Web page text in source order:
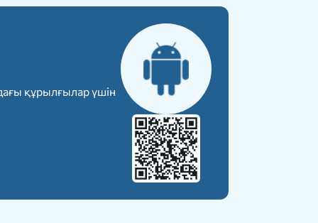
құрылғылар үшін